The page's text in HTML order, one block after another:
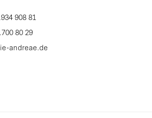
908 81
80 29
andreae.de